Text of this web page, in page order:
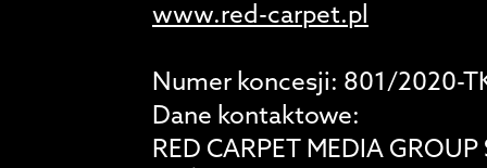
www.red-carpet.pl
Numer koncesji: 801/2020-
Dane kontaktowe:
RED CARPET MEDIA GROUP